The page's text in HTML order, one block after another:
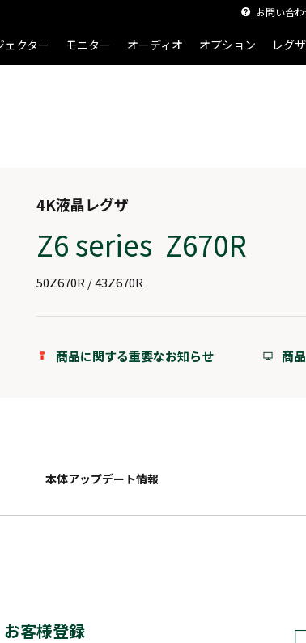
お問い合
ェクター モニター オーディオ オプション レグ
4K液晶レグザ
Z6 series Z670R
50Z670R / 43Z670R
商品に関する重要なお知らせ 商
本体アップデート情報
お客様登録